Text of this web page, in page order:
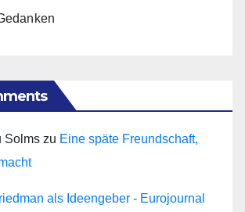
Solms zu Eine späte Freundschaft,
als Ideengeber - Eurojournal